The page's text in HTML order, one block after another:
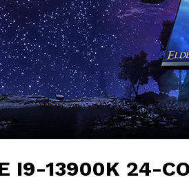
I9-13900K 24-